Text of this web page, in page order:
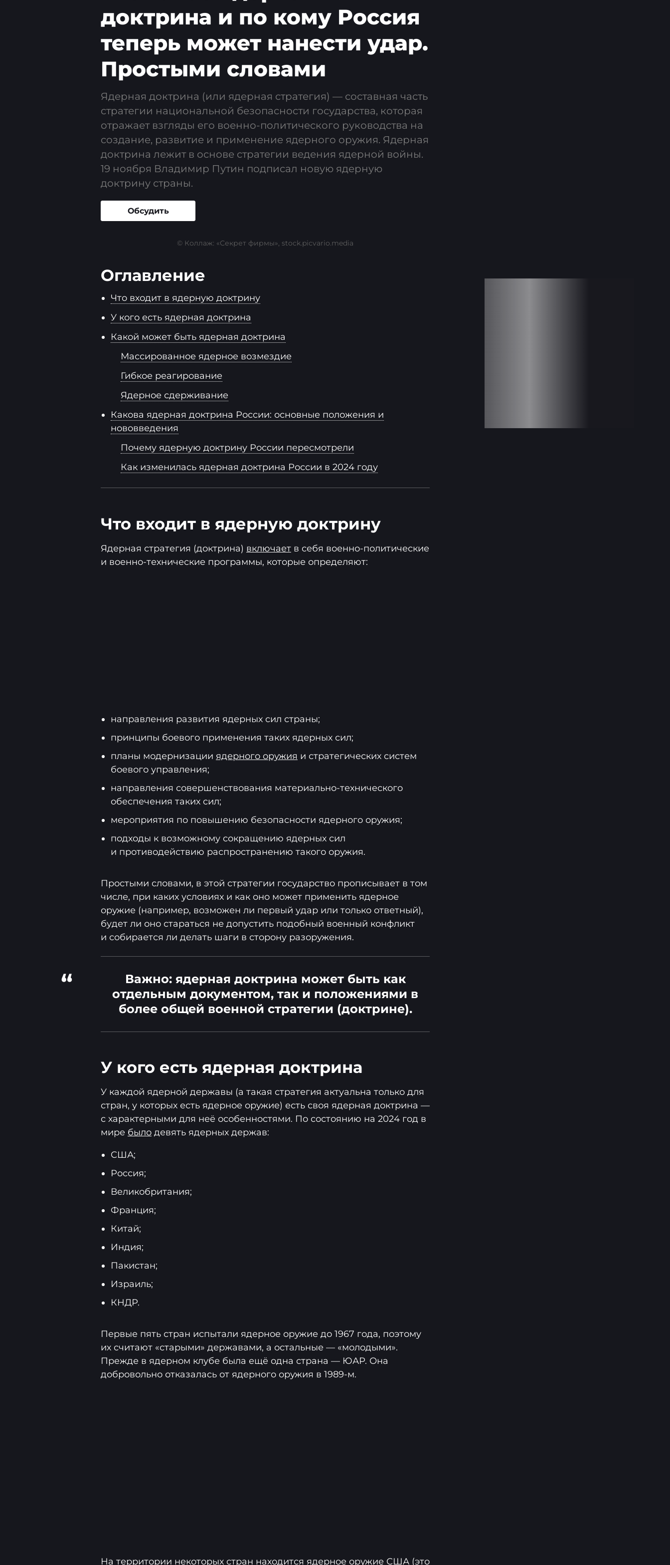
доктрина и по кому Россия
теперь может нанести удар.
Простыми словами
Ядерная доктрина (или ядерная стратегия) — составная часть
стратегии национальной безопасности государства, которая
отражает взгляды его военно-политического руководства на
создание, развитие и применение ядерного оружия. Ядерная
доктрина лежит в основе стратегии ведения ядерной войны.
19 ноября Владимир Путин подписал новую ядерную
доктрину страны.
Обсудить
© Коллаж: «Секрет фирмы», stock.picvario.media
Оглавление
Что входит в ядерную доктрину
У кого есть ядерная доктрина
Какой может быть ядерная доктрина
Массированное ядерное возмездие
Гибкое реагирование
Ядерное сдерживание
Какова ядерная доктрина России: основные положения и
нововведения
Почему ядерную доктрину России пересмотрели
Как изменилась ядерная доктрина России в 2024 году
Что входит в ядерную доктрину
Ядерная стратегия (доктрина) включает в себя военно-политические
и военно-технические программы, которые определяют:
направления развития ядерных сил страны;
принципы боевого применения таких ядерных сил;
планы модернизации ядерного оружия и стратегических систем
боевого управления;
направления совершенствования материально-технического
обеспечения таких сил;
мероприятия по повышению безопасности ядерного оружия;
подходы к возможному сокращению ядерных сил
и противодействию распространению такого оружия.
Простыми словами, в этой стратегии государство прописывает в том
числе, при каких условиях и как оно может применить ядерное
оружие (например, возможен ли первый удар или только ответный),
будет ли оно стараться не допустить подобный военный конфликт
и собирается ли делать шаги в сторону разоружения.
“
Важно: ядерная доктрина может быть как
отдельным документом, так и положениями в
более общей военной стратегии (доктрине).
У кого есть ядерная доктрина
У каждой ядерной державы (а такая стратегия актуальна только для
стран, у которых есть ядерное оружие) есть своя ядерная доктрина —
с характерными для неё особенностями. По состоянию на 2024 год в
мире было девять ядерных держав:
США;
Россия;
Великобритания;
Франция;
Китай;
Индия;
Пакистан;
Израиль;
КНДР.
Первые пять стран испытали ядерное оружие до 1967 года, поэтому
их считают «старыми» державами, а остальные — «молодыми».
Прежде в ядерном клубе была ещё одна страна — ЮАР. Она
добровольно отказалась от ядерного оружия в 1989-м.
На территории некоторых стран находится ядерное оружие США (это